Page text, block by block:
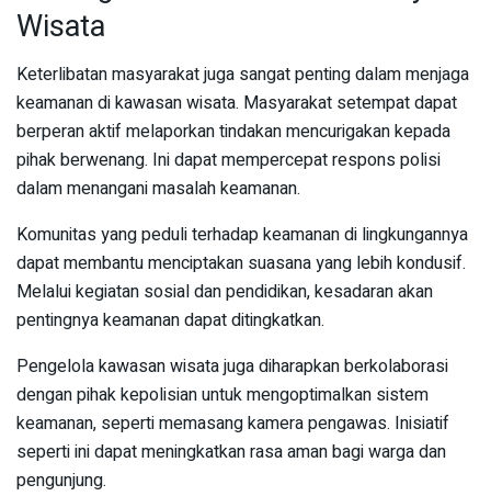
Wisata
Keterlibatan masyarakat juga sangat penting dalam menjaga
keamanan di kawasan wisata. Masyarakat setempat dapat
berperan aktif melaporkan tindakan mencurigakan kepada
pihak berwenang. Ini dapat mempercepat respons polisi
dalam menangani masalah keamanan.
Komunitas yang peduli terhadap keamanan di lingkungannya
dapat membantu menciptakan suasana yang lebih kondusif.
Melalui kegiatan sosial dan pendidikan, kesadaran akan
pentingnya keamanan dapat ditingkatkan.
Pengelola kawasan wisata juga diharapkan berkolaborasi
dengan pihak kepolisian untuk mengoptimalkan sistem
keamanan, seperti memasang kamera pengawas. Inisiatif
seperti ini dapat meningkatkan rasa aman bagi warga dan
pengunjung.